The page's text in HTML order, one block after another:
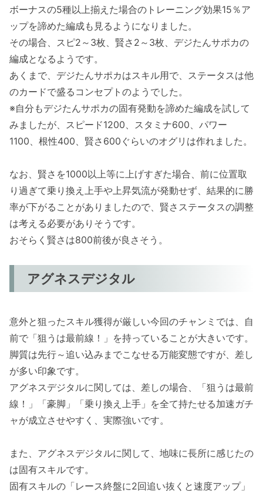
ボーナスの5種以上揃えた場合のトレーニング効果15％ア
ップを諦めた編成も見るようになりました。
その場合、スピ2～3枚、賢さ2～3枚、デジたんサポカの
編成となるようです。
あくまで、デジたんサポカはスキル用で、ステータスは他
のカードで盛るコンセプトのようでした。
※自分もデジたんサポカの固有発動を諦めた編成を試して
みましたが、スピード1200、スタミナ600、パワー
1100、根性400、賢さ600ぐらいのオグリは作れました。
なお、賢さを1000以上等に上げすぎた場合、前に位置取
り過ぎて乗り換え上手や上昇気流が発動せず、結果的に勝
率が下がることがありましたので、賢さステータスの調整
は考える必要がありそうです。
おそらく賢さは800前後が良さそう。
アグネスデジタル
意外と狙ったスキル獲得が厳しい今回のチャンミでは、自
前で「狙うは最前線！」を持っていることが大きいです。
脚質は先行～追い込みまでこなせる万能変態ですが、差し
が多い印象です。
アグネスデジタルに関しては、差しの場合、「狙うは最前
線！」「豪脚」「乗り換え上手」を全て持たせる加速ガチ
ャが成立させやすく、実際強いです。
また、アグネスデジタルに関して、地味に長所に感じたの
は固有スキルです。
固有スキルの「レース終盤に2回追い抜くと速度アップ」